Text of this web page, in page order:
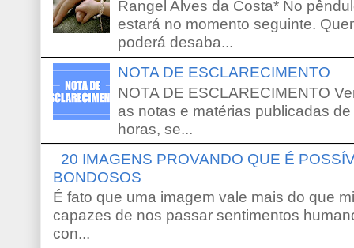
Rangel Alves da Costa* No
estará no momento seguinte.
poderá desaba...
NOTA DE ESCLARECIMENTO
NOTA DE ESCLARECIMENTO
as notas e matérias publicadas
horas, se...
20 IMAGENS PROVANDO QUE É
BONDOSOS
É fato que uma imagem vale mais do que
capazes de nos passar sentimentos
con...